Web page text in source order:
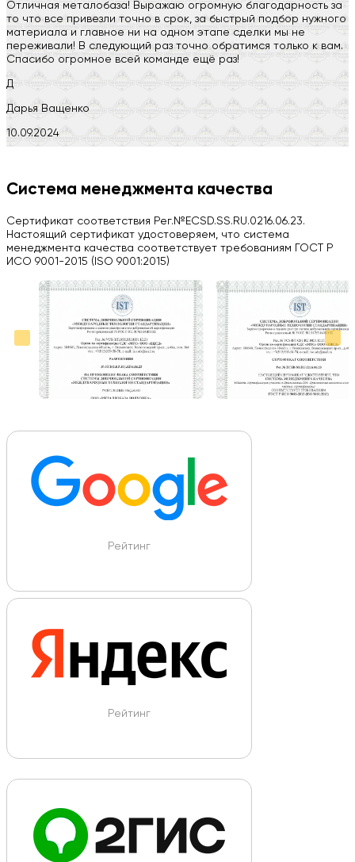
Отличная металобаза! Выражаю огромную благодарность за
то что все привезли точно в срок, за быстрый подбор нужного
материала и главное ни на одном этапе сделки мы не
переживали! В следующий раз точно обратимся только к вам.
Спасибо огромное всей команде ещё раз!
Д
Дарья Ващенко
10.09.2024
H
03.09.2024
Вся работа выполнена в срок. Всем рекомендую
Больше отзывов на Google Maps
Система менеджмента качества
Сертификат соответствия Рег.№ECSD.SS.RU.0216.06.23.
Настоящий сертификат удостоверяем, что система
менеджмента качества соответствует требованиям ГОСТ Р
ИСО 9001-2015 (ISO 9001:2015)
Рейтинг
Рейтинг